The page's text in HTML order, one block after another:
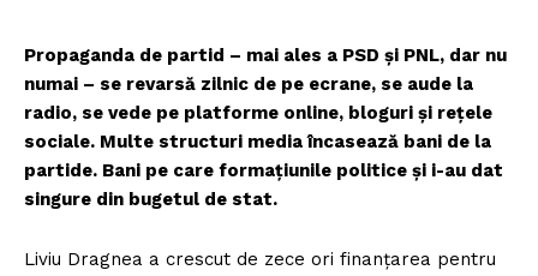
Propaganda de partid – mai ales a PSD și PNL, dar nu
numai – se revarsă zilnic de pe ecrane, se aude la
radio, se vede pe platforme online, bloguri și rețele
sociale. Multe structuri media încasează bani de la
partide. Bani pe care formațiunile politice și i-au dat
singure din bugetul de stat.
Liviu Dragnea a crescut de zece ori finanțarea pentru